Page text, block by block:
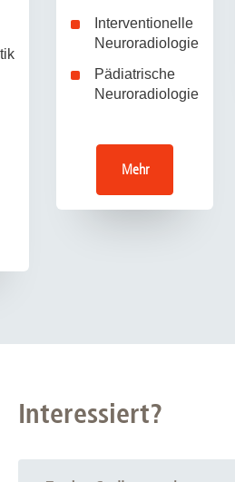
Interventionelle
Neuroradiologie
Pädiatrische
Neuroradiologie
Mehr
Interessiert?